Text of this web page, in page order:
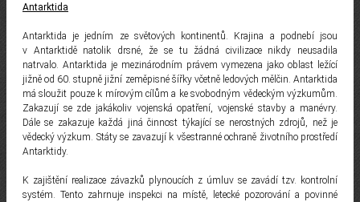
Antarktida
Antarktida je jedním ze světových kontinentů. Krajina a podnebí jsou
v Antarktidě natolik drsné, že se tu žádná civilizace nikdy neusadila
natrvalo. Antarktida je mezinárodním právem vymezena jako oblast ležící
jižně od 60. stupně jižní zeměpisné šířky včetně ledových mělčin. Antarktida
má sloužit pouze k mírovým cílům a ke svobodným vědeckým výzkumům.
Zakazují se zde jakákoliv vojenská opatření, vojenské stavby a manévry.
Dále se zakazuje každá jiná činnost týkající se nerostných zdrojů, než je
vědecký výzkum. Státy se zavazují k všestranné ochraně životního prostředí
Antarktidy.
K zajištění realizace závazků plynoucích z úmluv se zavádí tzv. kontrolní
systém. Tento zahrnuje inspekci na místě, letecké pozorování a povinné